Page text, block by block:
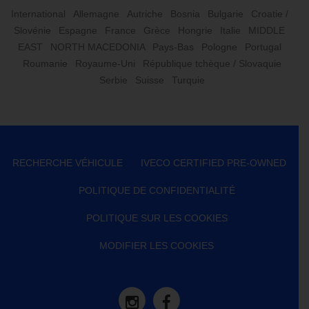
International Allemagne Autriche Bosnia Bulgarie
Croatie /
Slovénie
Espagne France Grèce Hongrie Italie
MIDDLE
EAST
NORTH MACEDONIA Pays-Bas Pologne
Portugal
Roumanie
Royaume-Uni
République tchèque / Slovaquie
Serbie
Suisse Turquie
RECHERCHE VÉHICULE IVECO CERTIFIED PRE-OWNED
POLITIQUE DE CONFIDENTIALITÉ
POLITIQUE SUR LES COOKIES
MODIFIER LES COOKIES